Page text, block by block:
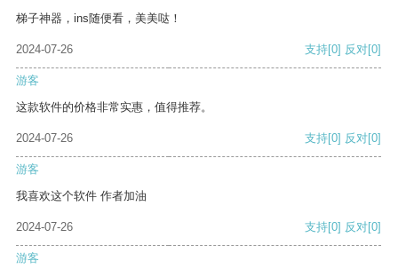
梯子神器，ins随便看，美美哒！
2024-07-26 支持[0] 反对[0]
游客
这款软件的价格非常实惠，值得推荐。
2024-07-26 支持[0] 反对[0]
游客
我喜欢这个软件 作者加油
2024-07-26 支持[0] 反对[0]
游客